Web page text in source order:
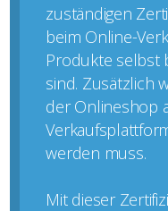
zuständigen
beim Online-
Produkte selbst
sind. Zusätzlich
der Onlineshop
werden muss.
Mit dieser